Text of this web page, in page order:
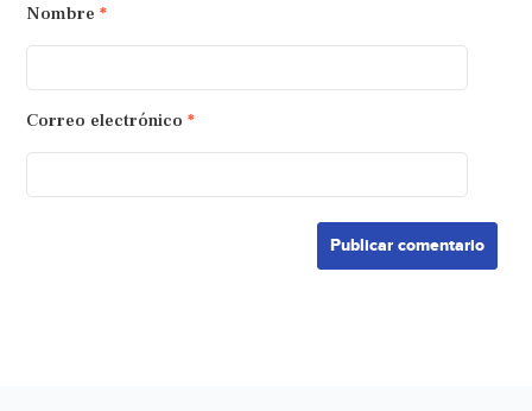
Nombre *
Correo electrónico *